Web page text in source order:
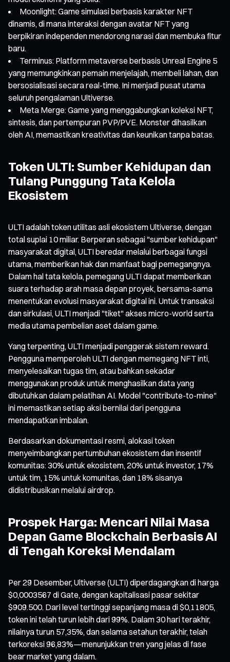
Moonlight: Game simulasi berbasis karakter NFT
dinamis, di mana interaksi dengan avatar NFT yang
berpikiran independen mendorong narasi dan membuka fitur
baru.
Terminus: Platform metaverse berbasis Unreal Engine 5
yang memungkinkan pemain menjelajah, membeli lahan, dan
bersosialisasi secara real-time. Ini menjadi pusat utama
seluruh pengalaman Ultiverse.
Meta Merge: Game yang menggabungkan koleksi NFT,
sintesis, dan pertempuran PVP/PVE. Monster dihasilkan
oleh AI, memastikan kreativitas dan keunikan tanpa batas.
Token ULTI: Sumber Kehidupan dan
Tulang Punggung Tata Kelola
Ekosistem
ULTI adalah token utilitas asli ekosistem Ultiverse, dengan
total suplai 10 miliar. Berperan sebagai "sumber kehidupan"
masyarakat digital, ULTI beredar melalui berbagai fungsi
utama, memberikan hak dan manfaat bagi pemegangnya.
Dalam hal tata kelola, pemegang ULTI dapat memberikan
suara terhadap arah masa depan proyek, bersama-sama
menentukan evolusi masyarakat digital ini. Untuk transaksi
dan sirkulasi, ULTI menjadi "tiket" akses micro-world serta
media utama pembelian aset dalam game.
Yang terpenting, ULTI menjadi penggerak sistem reward.
Pengguna memperoleh ULTI dengan memegang NFT inti,
menyelesaikan tugas tim, atau bahkan sekadar
menggunakan produk untuk menghasilkan data yang
dibutuhkan dalam pelatihan AI. Model "contribute-to-mine"
ini memastikan setiap aksi bernilai dari pengguna
mendapatkan imbalan.
Berdasarkan dokumentasi resmi, alokasi token
menyeimbangkan pertumbuhan ekosistem dan insentif
komunitas: 30% untuk ekosistem, 20% untuk investor, 17%
untuk tim, 15% untuk komunitas, dan 18% sisanya
didistribusikan melalui airdrop.
Prospek Harga: Mencari Nilai Masa
Depan Game Blockchain Berbasis AI
di Tengah Koreksi Mendalam
Per 29 Desember, Ultiverse (ULTI) diperdagangkan di harga
$0,0003567 di Gate, dengan kapitalisasi pasar sekitar
$909.500. Dari level tertinggi sepanjang masa di $0,11805,
token ini telah turun lebih dari 99%. Dalam 30 hari terakhir,
nilainya turun 57,35%, dan selama setahun terakhir, telah
terkoreksi 96,83%—menunjukkan tren yang jelas di fase
bear market yang dalam.